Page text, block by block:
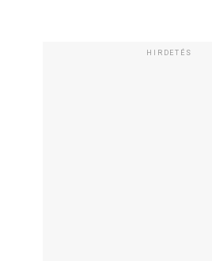
HIRDETÉS